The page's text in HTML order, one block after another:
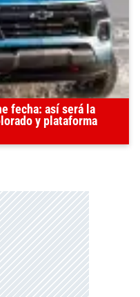
fecha: así será la
y plataforma